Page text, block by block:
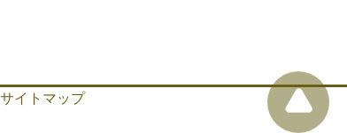
サイトマップ